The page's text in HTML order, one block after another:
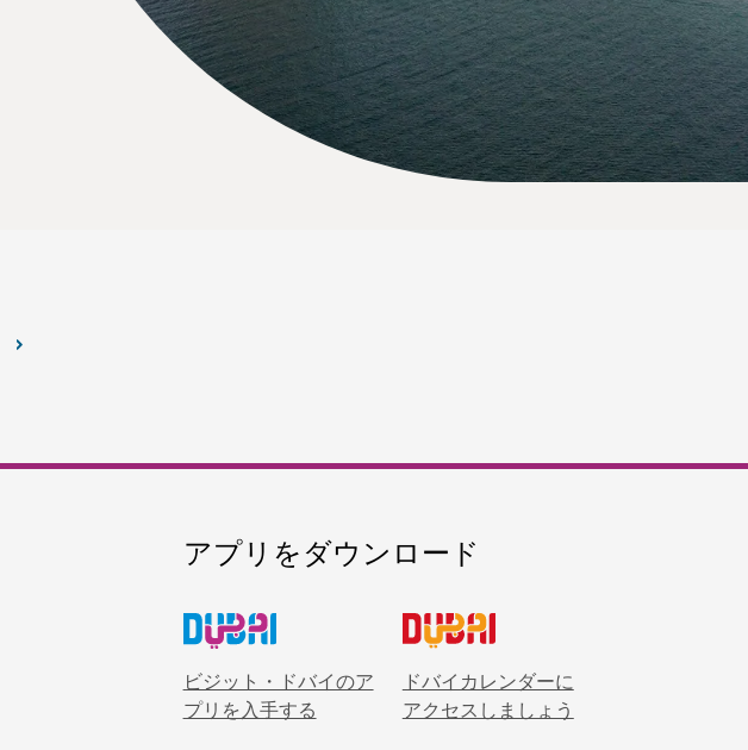
アプリをダウンロード
ビジット・ドバイのア
プリを入手する
ドバイカレンダーに
アクセスしましょう